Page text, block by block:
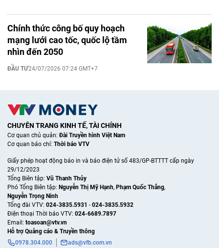
Chính thức công bố quy hoạch
mạng lưới cao tốc, quốc lộ tầm
nhìn đến 2050
ĐẦU TƯ24/07/2026 07:24 GMT+7
CHUYÊN TRANG KINH TẾ, TÀI CHÍNH
Cơ quan chủ quản:Đài Truyền hình Việt Nam
Cơ quan báo chí: Thời báo VTV
Giấy phép hoạt động báo in và báo điện tử số 483/GP-BTTTT cấp ngày
29/12/2023
Tổng Biên tập: Vũ Thanh Thủy
Phó Tổng Biên tập: Nguyễn Thị Mỹ Hạnh, Phạm Quốc Thắng,
Nguyễn Trọng Ninh
Tổng đài VTV: 024-3835.5931 - 024-3835.5932
Ðiện thoại Thời báo VTV: 024-6689.7897
Email: toasoan@vtv.vn
Hỗ trợ Quảng cáo & Truyền thông
0978.304.000
ads@vfb.com.vn